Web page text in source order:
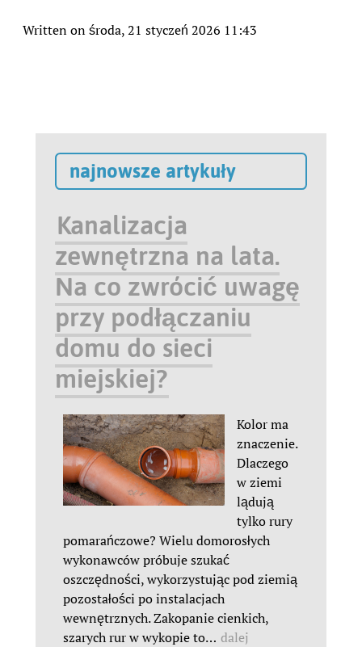
Written on środa, 21 styczeń 2026 11:43
najnowsze artykuły
Kanalizacja
zewnętrzna na lata.
Na co zwrócić uwagę
przy podłączaniu
domu do sieci
miejskiej?
Kolor ma
znaczenie.
Dlaczego
w ziemi
lądują
tylko rury
pomarańczowe? Wielu domorosłych
wykonawców próbuje szukać
oszczędności, wykorzystując pod ziemią
pozostałości po instalacjach
wewnętrznych. Zakopanie cienkich,
szarych rur w wykopie to… dalej